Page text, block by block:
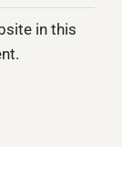
in this